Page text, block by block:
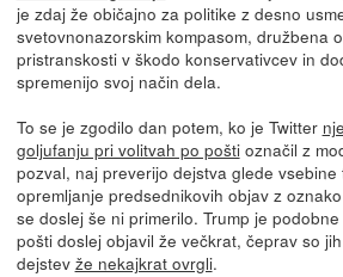
je zdaj že običajno za politike z desno
svetovnonazorskim kompasom, družbena
pristranskosti v škodo konservativcev in
spremenijo svoj način dela.
To se je zgodilo dan potem, ko je Twitter
goljufanju pri volitvah po poštioznačil z
pozval, naj preverijo dejstva glede
opremljanje predsednikovih objav z
se doslej še ni primerilo. Trump je
pošti doslej objavil že večkrat, čeprav so
dejstev že nekajkrat ovrgli.